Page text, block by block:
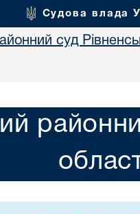
Судова влада
суд